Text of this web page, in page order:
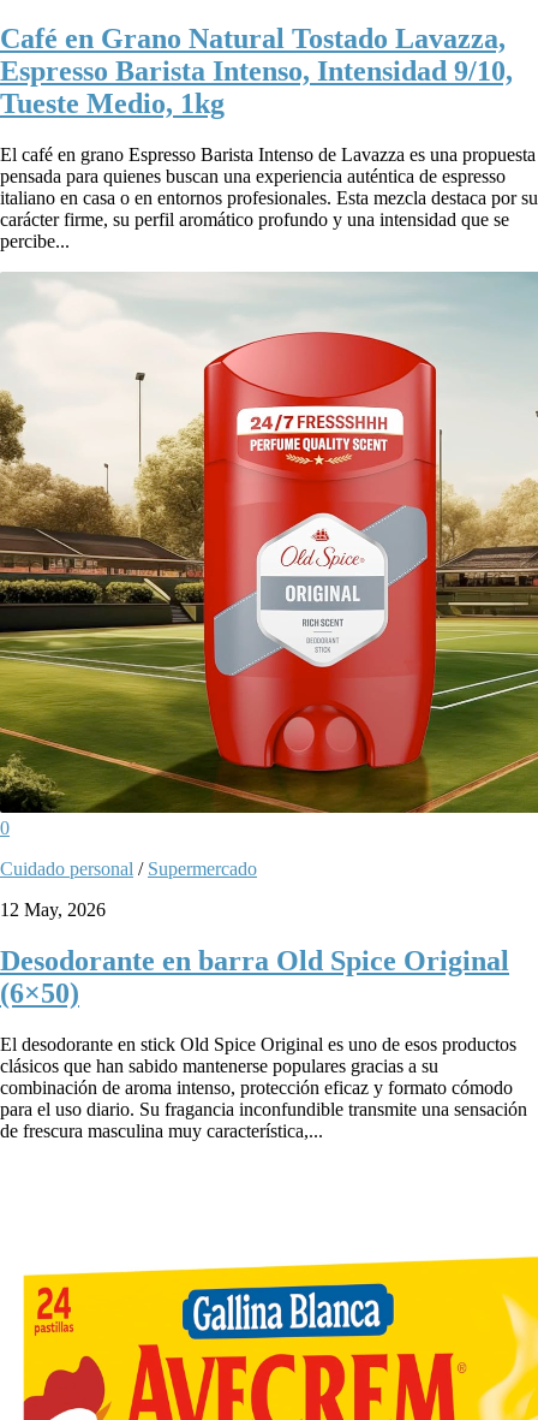
Café en Grano Natural Tostado Lavazza,
Espresso Barista Intenso, Intensidad 9/10,
Tueste Medio, 1kg
El café en grano Espresso Barista Intenso de Lavazza es una propuesta
pensada para quienes buscan una experiencia auténtica de espresso
italiano en casa o en entornos profesionales. Esta mezcla destaca por su
carácter firme, su perfil aromático profundo y una intensidad que se
percibe...
0
Cuidado personal / Supermercado
12 May, 2026
Desodorante en barra Old Spice Original
(6×50)
El desodorante en stick Old Spice Original es uno de esos productos
clásicos que han sabido mantenerse populares gracias a su
combinación de aroma intenso, protección eficaz y formato cómodo
para el uso diario. Su fragancia inconfundible transmite una sensación
de frescura masculina muy característica,...